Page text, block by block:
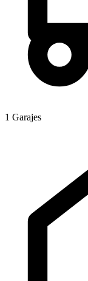
1 Garajes